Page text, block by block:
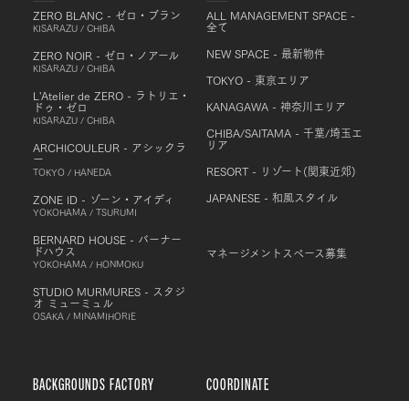
ZERO BLANC - ゼロ・ブラン
KISARAZU / CHIBA
ZERO NOIR - ゼロ・ノアール
KISARAZU / CHIBA
L'Atelier de ZERO - ラトリエ・
ドゥ・ゼロ
KISARAZU / CHIBA
ARCHICOULEUR - アシックラ
ー
TOKYO / HANEDA
ZONE ID - ゾーン・アイディ
YOKOHAMA / TSURUMI
BERNARD HOUSE - バーナー
ドハウス
YOKOHAMA / HONMOKU
STUDIO MURMURES - スタジ
オ ミューミュル
OSAKA / MINAMIHORIE
ALL MANAGEMENT SPACE -
全て
NEW SPACE - 最新物件
TOKYO - 東京エリア
KANAGAWA - 神奈川エリア
CHIBA/SAITAMA - 千葉/埼玉エ
リア
RESORT - リゾート(関東近郊)
JAPANESE - 和風スタイル
マネージメントスペース募集
BACKGROUNDS FACTORY COORDINATE